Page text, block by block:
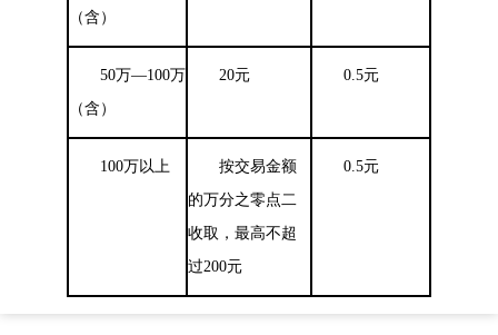
（含）
50万—100万
（含）
20元 0.5元
100万以上
按交易金额
的万分之零点二
收取，最高不超
过200元
0.5元